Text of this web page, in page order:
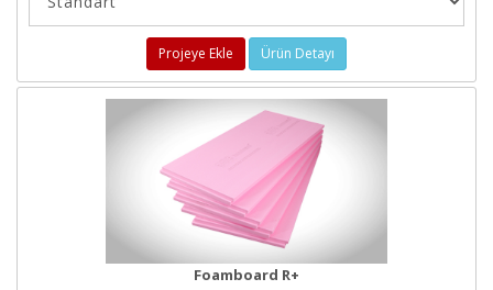
Projeye Ekle Ürün Detayı
Foamboard R+